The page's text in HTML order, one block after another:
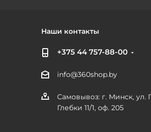
Наши контакты
+375 44 757-88-00
info@360shop.by
Самовывоз: г. Минск, ул.
Глебки 11/1, оф. 205